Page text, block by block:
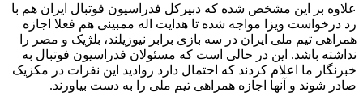
علاوه بر این مشخص شده که دبیرکل فدراسیون فوتبال ایران هم با
رد درخواست ویزا مواجه شده تا هدایت اله ممبینی هم فعلا اجازه
همراهی تیم ملی ایران در سه بازی برابر نیوزیلند، بلژیک و مصر را
نداشته باشد. این در حالی است که مسئولان فدراسیون فوتبال به
خبرنگار ما اعلام کردند که احتمال دارد روادید این نفرات در مکزیک
صادر شوند و آنها اجازه همراهی تیم ملی را به دست بیاورند.